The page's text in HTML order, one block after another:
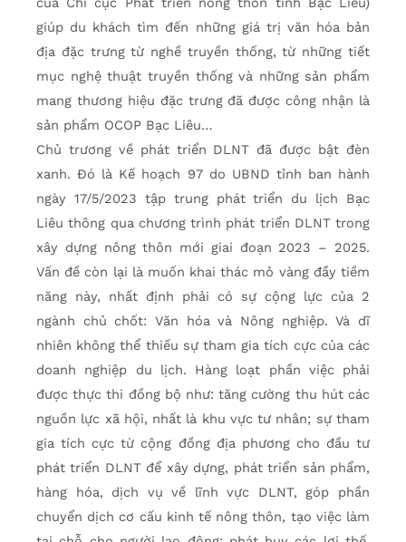
giúp du khách tìm đến những giá trị văn hóa bản
địa đặc trưng từ nghề truyền thống, từ những tiết
mục nghệ thuật truyền thống và những sản phẩm
mang thương hiệu đặc trưng đã được công nhận là
sản phẩm OCOP Bạc Liêu…
Chủ trương về phát triển DLNT đã được bật đèn
xanh. Đó là Kế hoạch 97 do UBND tỉnh ban hành
ngày 17/5/2023 tập trung phát triển du lịch Bạc
Liêu thông qua chương trình phát triển DLNT trong
xây dựng nông thôn mới giai đoạn 2023 – 2025.
Vấn đề còn lại là muốn khai thác mỏ vàng đầy tiềm
năng này, nhất định phải có sự cộng lực của 2
ngành chủ chốt: Văn hóa và Nông nghiệp. Và dĩ
nhiên không thể thiếu sự tham gia tích cực của các
doanh nghiệp du lịch. Hàng loạt phần việc phải
được thực thi đồng bộ như: tăng cường thu hút các
nguồn lực xã hội, nhất là khu vực tư nhân; sự tham
gia tích cực từ cộng đồng địa phương cho đầu tư
phát triển DLNT để xây dựng, phát triển sản phẩm,
hàng hóa, dịch vụ về lĩnh vực DLNT, góp phần
chuyển dịch cơ cấu kinh tế nông thôn, tạo việc làm